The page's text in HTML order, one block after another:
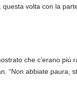
volta con la
che c’erano più
“Non abbiate paura,